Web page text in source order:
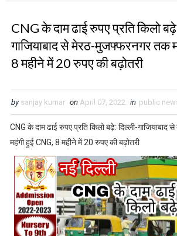
CNG के दाम ढाई रुपए प्रति किलो
गाजियाबाद से मेरठ-मुजफ्फरनगर तक
8 महीने में 20 रुपए की बढ़ोतरी
by sanjay kumar on April 07, 2022 in public
CNG के दाम ढाई रुपए प्रति किलो बढ़े: दिल्ली-
महंगी हुई CNG, 8 महीने में 20 रुपए की बढ़ोतरी